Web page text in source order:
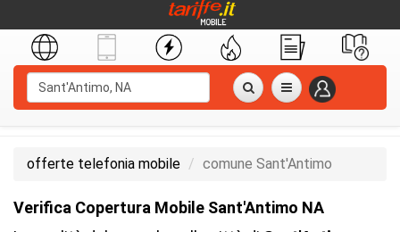
offerte telefonia mobile comune Sant'Antimo
Verifica Copertura Mobile Sant'Antimo NA